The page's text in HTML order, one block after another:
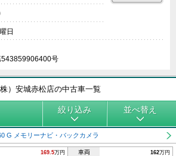
日
543859906400号
）安城赤松店の中古車一覧
絞り込み 並べ替え
G メモリーナビ・バックカメラ
169.5万円 車両 162万円